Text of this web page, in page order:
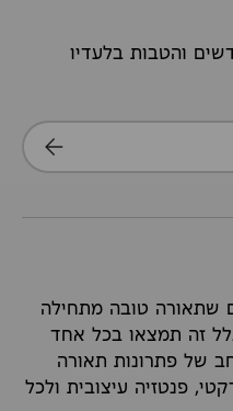
והטבות בלעדיו
הרשמה
שתאורה טובה מתחילה
זה תמצאו בכל אחד
של פתרונות תאורה
פנטזיה עיצובית ולכל